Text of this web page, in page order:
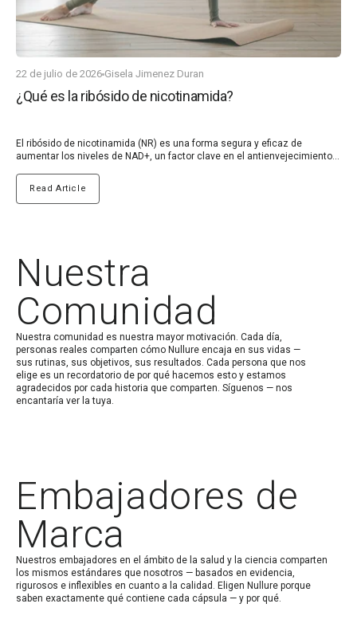
22 de julio de 2026 Gisela Jimenez Duran
¿Qué es la ribósido de nicotinamida?
El ribósido de nicotinamida (NR) es una forma segura y eficaz de
aumentar los niveles de NAD+, un factor clave en el antienvejecimiento.
con la edad.
Read Article
Nuestra
Comunidad
Nuestra comunidad es nuestra mayor motivación. Cada día,
personas reales comparten cómo Nullure encaja en sus vidas —
sus rutinas, sus objetivos, sus resultados. Cada persona que nos
elige es un recordatorio de por qué hacemos esto y estamos
agradecidos por cada historia que comparten. Síguenos — nos
encantaría ver la tuya.
Embajadores de
Marca
Nuestros embajadores en el ámbito de la salud y la ciencia comparten
los mismos estándares que nosotros — basados en evidencia,
rigurosos e inflexibles en cuanto a la calidad. Eligen Nullure porque
saben exactamente qué contiene cada cápsula — y por qué.